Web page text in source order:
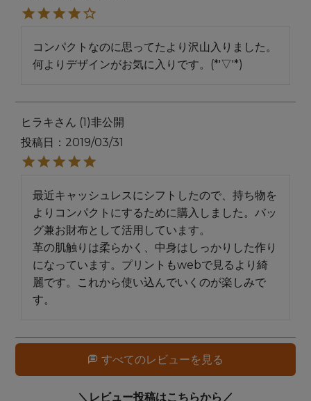
コンパクトなのに思ってたより沢山入りました。
何よりデザインがお気に入りです。(*'▽'*)
ヒラキ 1 非公開
投稿日
2019/03/31
最近キャッシュレスにシフトしたので、持ち物を
よりコンパクトにするために購入しました。バッ
グ兼お財布として活用しています。
革の肌触りは柔らかく、中身はしっかりした作り
になっています。プリントもwebで見るより綺
麗です。これから使い込んでいくのが楽しみで
す。
すべてのレビューを見る